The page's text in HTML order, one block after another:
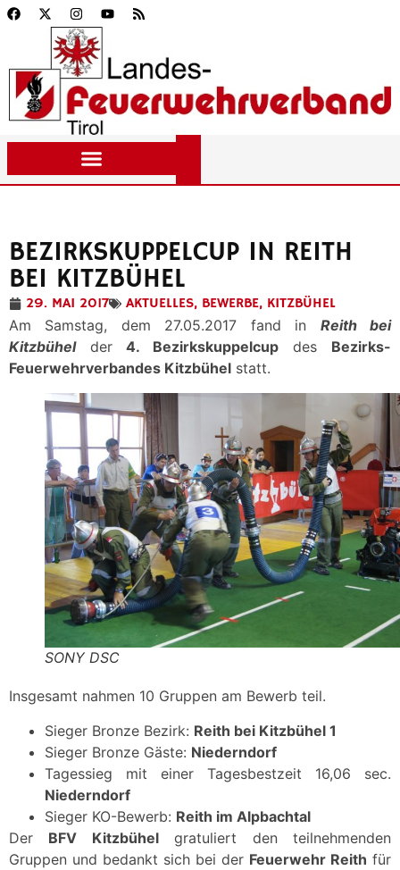
BEZIRKSKUPPELCUP IN REITH
BEI KITZBÜHEL
29. MAI 2017 AKTUELLES, BEWERBE, KITZBÜHEL
Am Samstag, dem 27.05.2017 fand in Reith bei
Kitzbühelder 4. Bezirkskuppelcup des Bezirks-
Feuerwehrverbandes Kitzbühel statt.
SONY DSC
Insgesamt nahmen 10 Gruppen am Bewerb teil.
Sieger Bronze Bezirk: Reith bei Kitzbühel 1
Sieger Bronze Gäste: Niederndorf
Tagessieg mit einer Tagesbestzeit 16,06 sec.
Niederndorf
Sieger KO-Bewerb: Reith im Alpbachtal
Der BFV Kitzbühelgratuliert den teilnehmenden
Gruppen und bedankt sich bei der Feuerwehr Reith für